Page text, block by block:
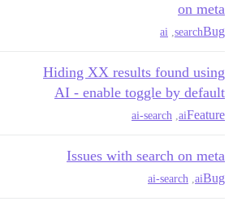
on meta
Bug
search
ai
Hiding XX results found using
AI - enable toggle by default
Feature
ai
ai-search
Issues with search on meta
Bug
ai
ai-search